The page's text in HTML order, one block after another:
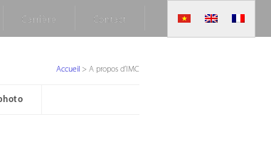
Carrière Contact
Accueil > A propos d’IMC